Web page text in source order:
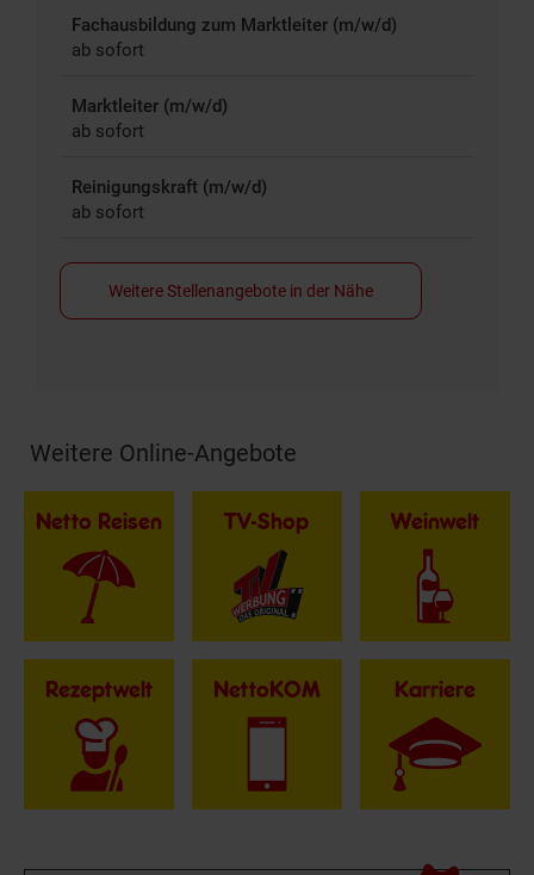
Fachausbildung zum Marktleiter (m/w/d)
ab sofort
Marktleiter (m/w/d)
ab sofort
Reinigungskraft (m/w/d)
ab sofort
Weitere Stellenangebote in der Nähe
Fußzeile
Weitere Online-Angebote
Netto Reisen TV-Shop Weinwelt
Rezeptwelt NettoKOM Karriere